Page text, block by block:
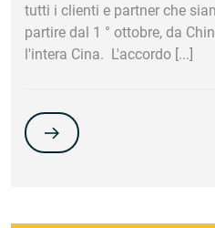
tutti i clienti e partner che
partire dal 1 ° ottobre, da
l'intera Cina. ‎ ‎L'accordo [...]